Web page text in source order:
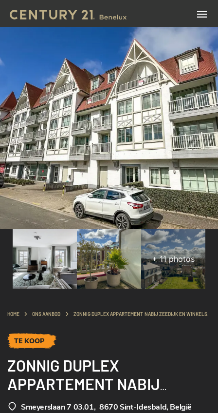
+11photos
HOME ONS AANBOD ZONNIG DUPLEX APPARTEMENT NABIJ ZEEDIJK EN WINKELS.
TE KOOP
ZONNIG DUPLEX
APPARTEMENT NABIJ
ZEEDIJK EN WINKELS.
Smeyerslaan 7 03.01, 8670 Sint-Idesbald, België